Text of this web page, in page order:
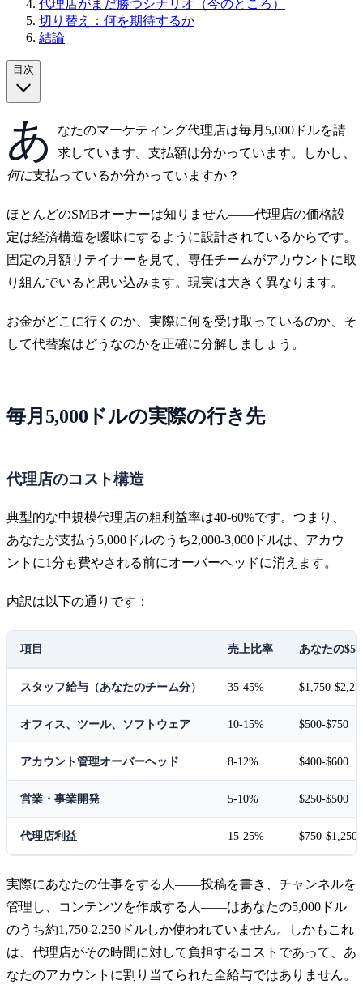
代理店がまだ勝つシナリオ（今のところ）
切り替え：何を期待するか
結論
目次
あ
なたのマーケティング代理店は毎月5,000ドルを請
求しています。支払額は分かっています。しかし、
何に支払っているか分かっていますか？
ほとんどのSMBオーナーは知りません——代理店の価格設
定は経済構造を曖昧にするように設計されているからです。
固定の月額リテイナーを見て、専任チームがアカウントに取
り組んでいると思い込みます。現実は大きく異なります。
お金がどこに行くのか、実際に何を受け取っているのか、そ
して代替案はどうなのかを正確に分解しましょう。
毎月5,000ドルの実際の行き先
代理店のコスト構造
典型的な中規模代理店の粗利益率は40-60%です。つまり、
あなたが支払う5,000ドルのうち2,000-3,000ドルは、アカウ
ントに1分も費やされる前にオーバーヘッドに消えます。
内訳は以下の通りです：
項目 売上比率 あなたの
スタッフ給与（あなたのチーム分） 35-45% $1,750-
オフィス、ツール、ソフトウェア 10-15% $500-$750
アカウント管理オーバーヘッド 8-12% $400-$600
営業・事業開発 5-10% $250-$500
代理店利益 15-25% $750-$1,250
実際にあなたの仕事をする人——投稿を書き、チャンネルを
管理し、コンテンツを作成する人——はあなたの5,000ドル
のうち約1,750-2,250ドルしか使われていません。しかもこれ
は、代理店がその時間に対して負担するコストであって、あ
なたのアカウントに割り当てられた全給与ではありません。